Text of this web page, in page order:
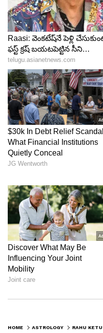
Image Credit :Getty
తుల రాశి..
తుల రాశిలో
అద్భుతంగా ఉంటుంది.
అవుతాయి. వృత్తిపరంగా
ఉద్యోగం మారాలని
లభిస్తాయి. చేసే ప్రతి
5
Image Credit :Getty
కుంభ రాశి...
కుంభ రాశివారికి కూడా
HOME ASTROLOGY